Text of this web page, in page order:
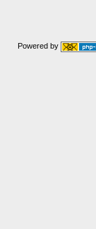
Powered by